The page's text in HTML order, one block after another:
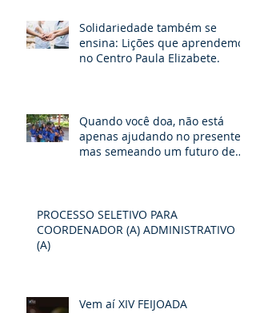
Solidariedade também se
ensina: Lições que aprendemos
no Centro Paula Elizabete.
Quando você doa, não está
apenas ajudando no presente,
mas semeando um futuro de
PROCESSO SELETIVO PARA
COORDENADOR (A) ADMINISTRATIVO
(A)
Vem aí XIV FEIJOADA